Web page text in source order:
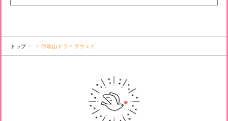
トップ 伊吹山ドライブウェイ